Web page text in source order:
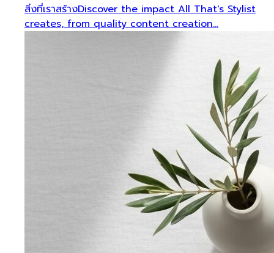
สิ่งที่เราสร้างDiscover the impact All That's Stylist
creates, from quality content creation…